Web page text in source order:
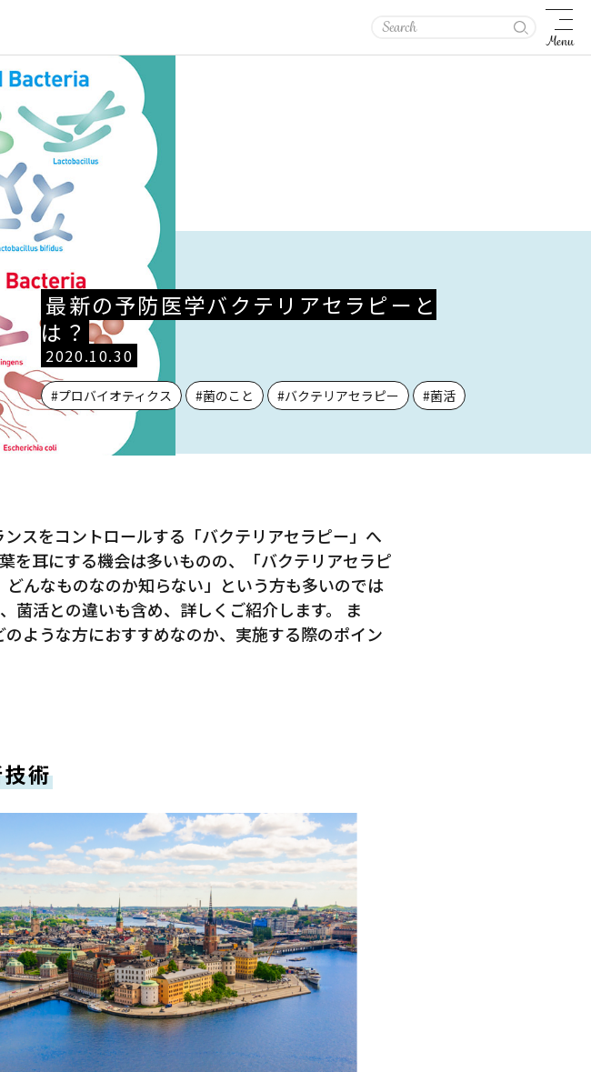
Menu
最新の予防医学バクテリアセラピーと
は？
2020.10.30
#プロバイオティクス #菌のこと #バクテリアセラピー #菌活
スをコントロールする「バクテリアセラピー」へ
を耳にする機会は多いものの、「バクテリアセラピ
んなものなのか知らない」という方も多いのでは
菌活との違いも含め、詳しくご紹介します。 ま
ような方におすすめなのか、実施する際のポイン
術